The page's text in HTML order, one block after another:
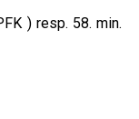
) resp. 58. min.